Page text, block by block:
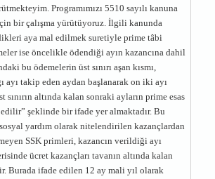
Programımızı 5510 sayılı kanuna
bir çalışma yürütüyoruz. İlgili kanunda
aya mal edilmek suretiyle prime tâbi
ise öncelikle ödendiği ayın kazancına dahil
bu ödemelerin üst sınırı aşan kısmı,
ayı takip eden aydan başlanarak on iki ayı
sınırın altında kalan sonraki ayların prime esas
şeklinde bir ifade yer almaktadır. Bu
yardım olarak nitelendirilen kazançlardan
SSK primleri, kazancın verildiği ayı
ücret kazançları tavanın altında kalan
Burada ifade edilen 12 ay mali yıl olarak